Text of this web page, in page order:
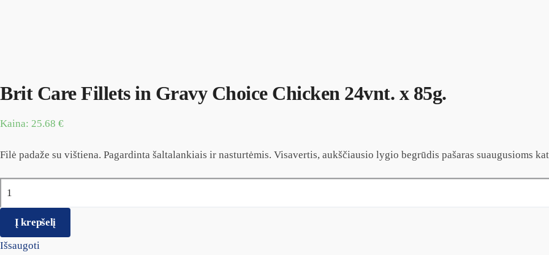
Brit Care Fillets in Gravy Choice Chicken 24vnt. x 85g.
Kaina: 25.68 €
Filė padaže su vištiena. Pagardinta šaltalankiais ir nasturtėmis. Visavertis, aukščiausio lygio begrūdis pašaras suaugusioms
Į krepšelį
Išsaugoti